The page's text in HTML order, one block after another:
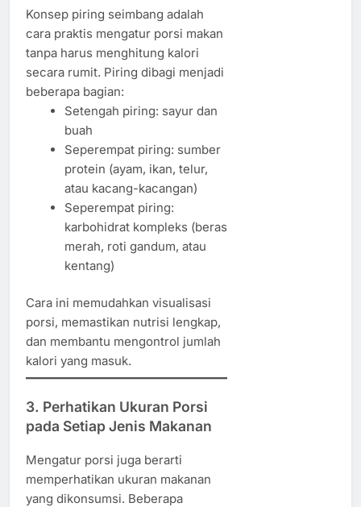
Konsep piring seimbang adalah
cara praktis mengatur porsi makan
tanpa harus menghitung kalori
secara rumit. Piring dibagi menjadi
beberapa bagian:
Setengah piring: sayur dan
buah
Seperempat piring: sumber
protein (ayam, ikan, telur,
atau kacang-kacangan)
Seperempat piring:
karbohidrat kompleks (beras
merah, roti gandum, atau
kentang)
Cara ini memudahkan visualisasi
porsi, memastikan nutrisi lengkap,
dan membantu mengontrol jumlah
kalori yang masuk.
3. Perhatikan Ukuran Porsi
pada Setiap Jenis Makanan
Mengatur porsi juga berarti
memperhatikan ukuran makanan
yang dikonsumsi. Beberapa